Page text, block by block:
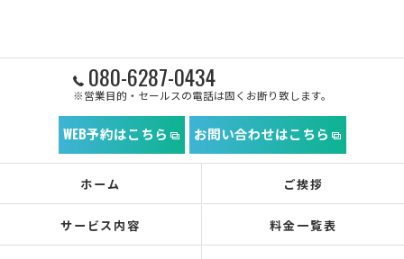
080-6287-0434
※営業目的・セールスの電話は固くお断り致します。
WEB予約はこちら お問い合わせはこちら
ホーム ご挨拶
サービス内容 料金一覧表